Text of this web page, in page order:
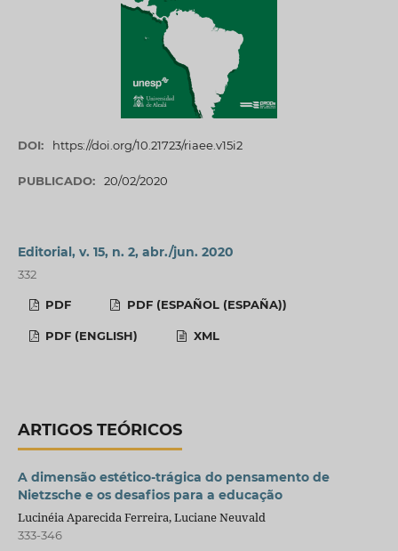
DOI: https://doi.org/10.21723/riaee.v15i2
PUBLICADO: 20/02/2020
Editorial, v. 15, n. 2, abr./jun. 2020
332
PDF PDF (ESPAÑOL (ESPAÑA))
PDF (ENGLISH) XML
ARTIGOS TEÓRICOS
A dimensão estético-trágica do pensamento de
Nietzsche e os desafios para a educação
Lucinéia Aparecida Ferreira, Luciane Neuvald
333-346